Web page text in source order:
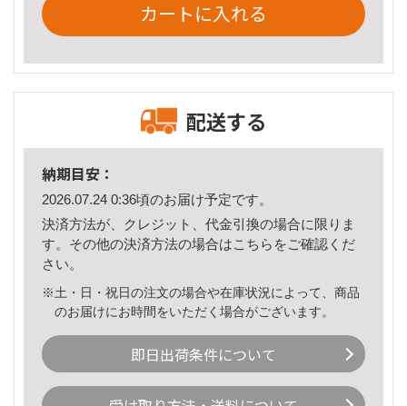
カートに入れる
配送する
納期目安：
2026.07.24 0:36頃のお届け予定です。
決済方法が、クレジット、代金引換の場合に限りま
す。その他の決済方法の場合はこちら をご確認くだ
さい。
※土・日・祝日の注文の場合や在庫状況によって、商品
のお届けにお時間をいただく場合がございます。
即日出荷条件について